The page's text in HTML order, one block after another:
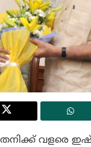
തനിക്ക് വളരെ